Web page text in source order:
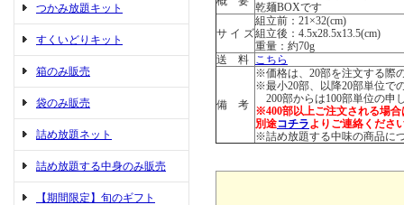
つかみ放題キット
すくいどりキット
箱のみ販売
袋のみ販売
詰め放題ネット
詰め放題する中身のみ販売
【期間限定】旬のギフト
乾麺BOXです
サ イ ズ
組立前：21×32(cm)
組立後：4.5x28.5x13.5(cm)
重量：約70g
送 料 こちら
備 考
※価格は、20部を注文する際
※最小20部、以降20部単位で
200部からは100部単位の申
※400部以上ご注文される場合
別途コチラよりご連絡くださ
※詰め放題する中味の商品に